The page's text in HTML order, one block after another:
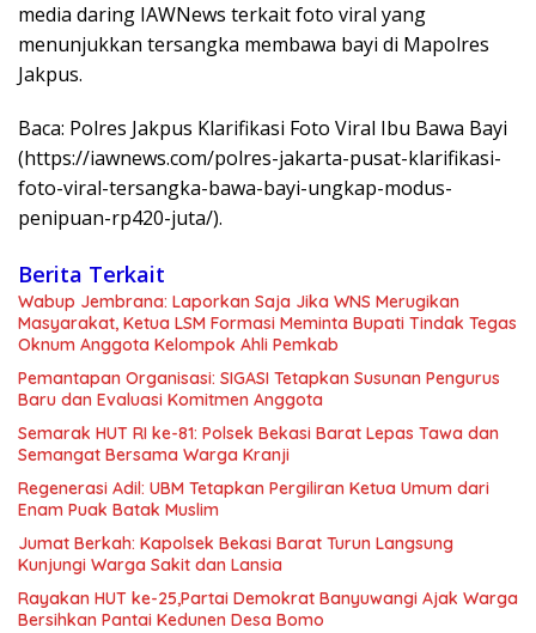
media daring IAWNews terkait foto viral yang
menunjukkan tersangka membawa bayi di Mapolres
Jakpus.
Baca: Polres Jakpus Klarifikasi Foto Viral Ibu Bawa Bayi
(https://iawnews.com/polres-jakarta-pusat-klarifikasi-
foto-viral-tersangka-bawa-bayi-ungkap-modus-
penipuan-rp420-juta/).
Berita Terkait
Wabup Jembrana: Laporkan Saja Jika WNS Merugikan
Masyarakat, Ketua LSM Formasi Meminta Bupati Tindak Tegas
Oknum Anggota Kelompok Ahli Pemkab
Pemantapan Organisasi: SIGASI Tetapkan Susunan Pengurus
Baru dan Evaluasi Komitmen Anggota
Semarak HUT RI ke-81: Polsek Bekasi Barat Lepas Tawa dan
Semangat Bersama Warga Kranji
Regenerasi Adil: UBM Tetapkan Pergiliran Ketua Umum dari
Enam Puak Batak Muslim
Jumat Berkah: Kapolsek Bekasi Barat Turun Langsung
Kunjungi Warga Sakit dan Lansia
Rayakan HUT ke-25,Partai Demokrat Banyuwangi Ajak Warga
Bersihkan Pantai Kedunen Desa Bomo